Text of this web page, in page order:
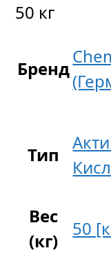
50 кг
Бренд
Тип
Вес
(кг)
50